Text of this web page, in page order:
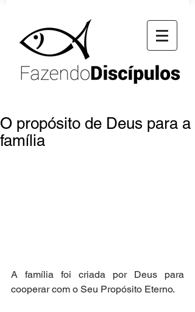
O propósito de Deus para a
família
A família foi criada por Deus para
cooperar com o Seu Propósito Eterno.